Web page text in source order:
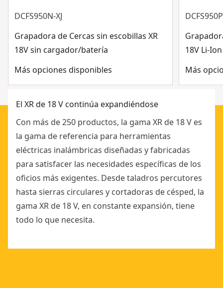
Ver más
DCFS950N-XJ
Grapadora de Cercas sin escobillas XR
18V sin cargador/batería
Más opciones disponibles
18V Li-
Más
El XR de 18 V continúa expandiéndose
Con más de 250 productos, la gama XR de 18 V es
la gama de referencia para herramientas
eléctricas inalámbricas diseñadas y fabricadas
para satisfacer las necesidades específicas de los
oficios más exigentes. Desde taladros percutores
hasta sierras circulares y cortadoras de césped, la
gama XR de 18 V, en constante expansión, tiene
todo lo que necesita.